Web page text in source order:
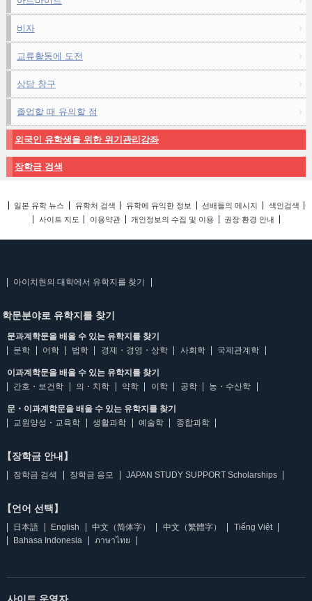
비자
교류활동에 도전
상담 창구
졸업할 때 유의할 점
외국인 유학생을 위한 위기관리강좌
장학금 검색
일본 유학 뉴스 유학처 검색 유학에 유익한 정보 선배들의 메시지
색인검색
사이트 지도
이용약관 개인정보의 수집 및 이용 권장 환경 안내
아이치현의 대학에서 유학지를 찾기
학문분야로 유학지를 찾기
문과계학문을 배울 수 있는 유학지를 찾기
문학
어학 법학 경제・경영・상학 사회학 국제관계학
이과계학문을 배울 수 있는 유학지를 찾기
간호・보건학
의・치학 약학 이학 공학 농・수산학
문・이과계학문을 배울 수 있는 유학지를 찾기
교원양성・교육학
생활과학 예술학 종합과학
【장학금 안내】
장학금 검색 장학금 응모 JAPAN STUDY SUPPORT Scholarships
【언어 선택】
日本語 English 中文（简体字） 中文（繁體字）
Tiếng Việt
Bahasa Indonesia
ภาษาไทย